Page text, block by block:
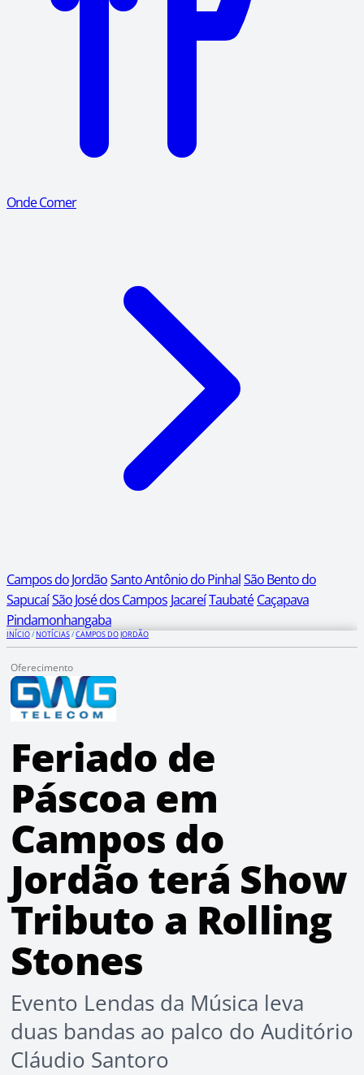
Onde Comer
Campos do JordãoSanto Antônio do PinhalSão Bento do
SapucaíSão José dos Campos JacareíTaubaté Caçapava
Pindamonhangaba
INÍCIO/NOTÍCIAS/CAMPOS DO JORDÃO
Oferecimento
Feriado de
Páscoa em
Campos do
Jordão terá Show
Tributo a Rolling
Stones
Evento Lendas da Música leva
duas bandas ao palco do Auditório
Cláudio Santoro